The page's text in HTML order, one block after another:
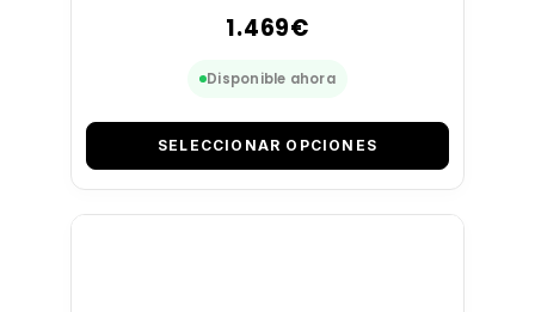
1.469€
Disponible ahora
SELECCIONAR OPCIONES